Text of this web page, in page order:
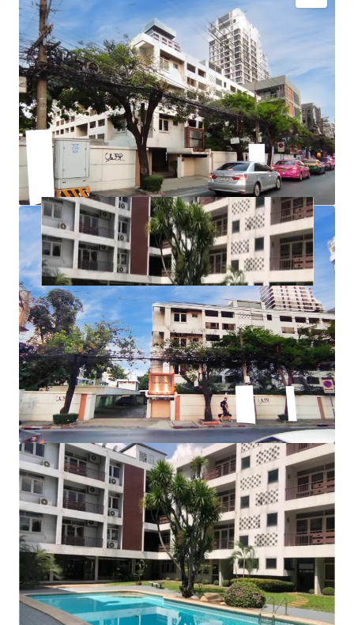
Land area: 431 sqw.
Land Tenure: Leasehold